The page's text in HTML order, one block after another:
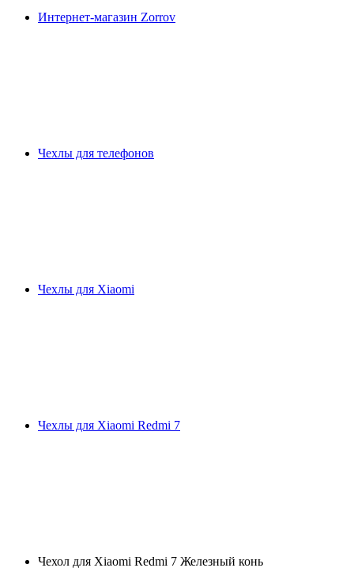
Интернет-магазин Zorrov
Чехлы для телефонов
Чехлы для Xiaomi
Чехлы для Xiaomi Redmi 7
Чехол для Xiaomi Redmi 7 Железный конь